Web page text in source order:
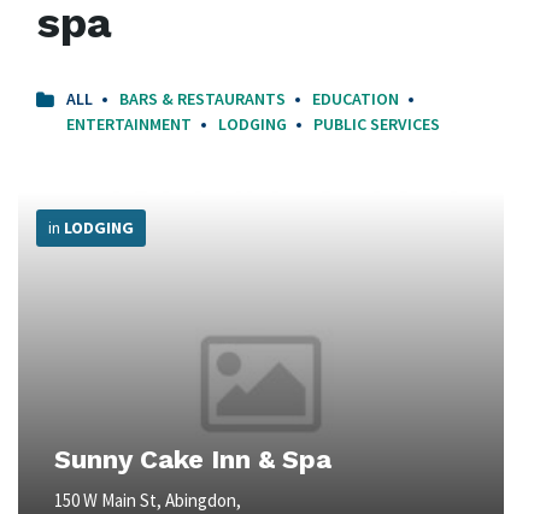
spa
ALL BARS & RESTAURANTS
EDUCATION
ENTERTAINMENT
LODGING PUBLIC SERVICES
Sunny Cake Inn & Spa
150 W Main St, Abingdon,
in LODGING
Info